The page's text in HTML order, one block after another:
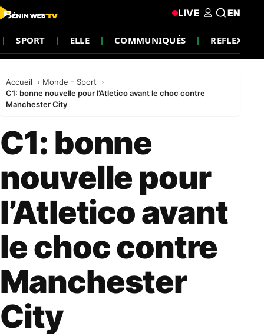
SPORT ELLE COMMUNIQUÉS REFLEXION
LIVE EN
Accueil
Monde - Sport
C1: bonne nouvelle pour l’Atletico avant le choc contre
Manchester City
C1: bonne
nouvelle pour
l’Atletico avant
le choc contre
Manchester
City